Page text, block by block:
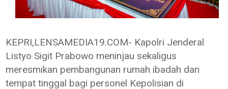
KEPRI,LENSAMEDIA19.COM- Kapolri Jenderal
Listyo Sigit Prabowo meninjau sekaligus
meresmikan pembangunan rumah ibadah dan
tempat tinggal bagi personel Kepolisian di